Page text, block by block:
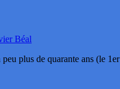
Béal
plus de quarante ans (le 1er